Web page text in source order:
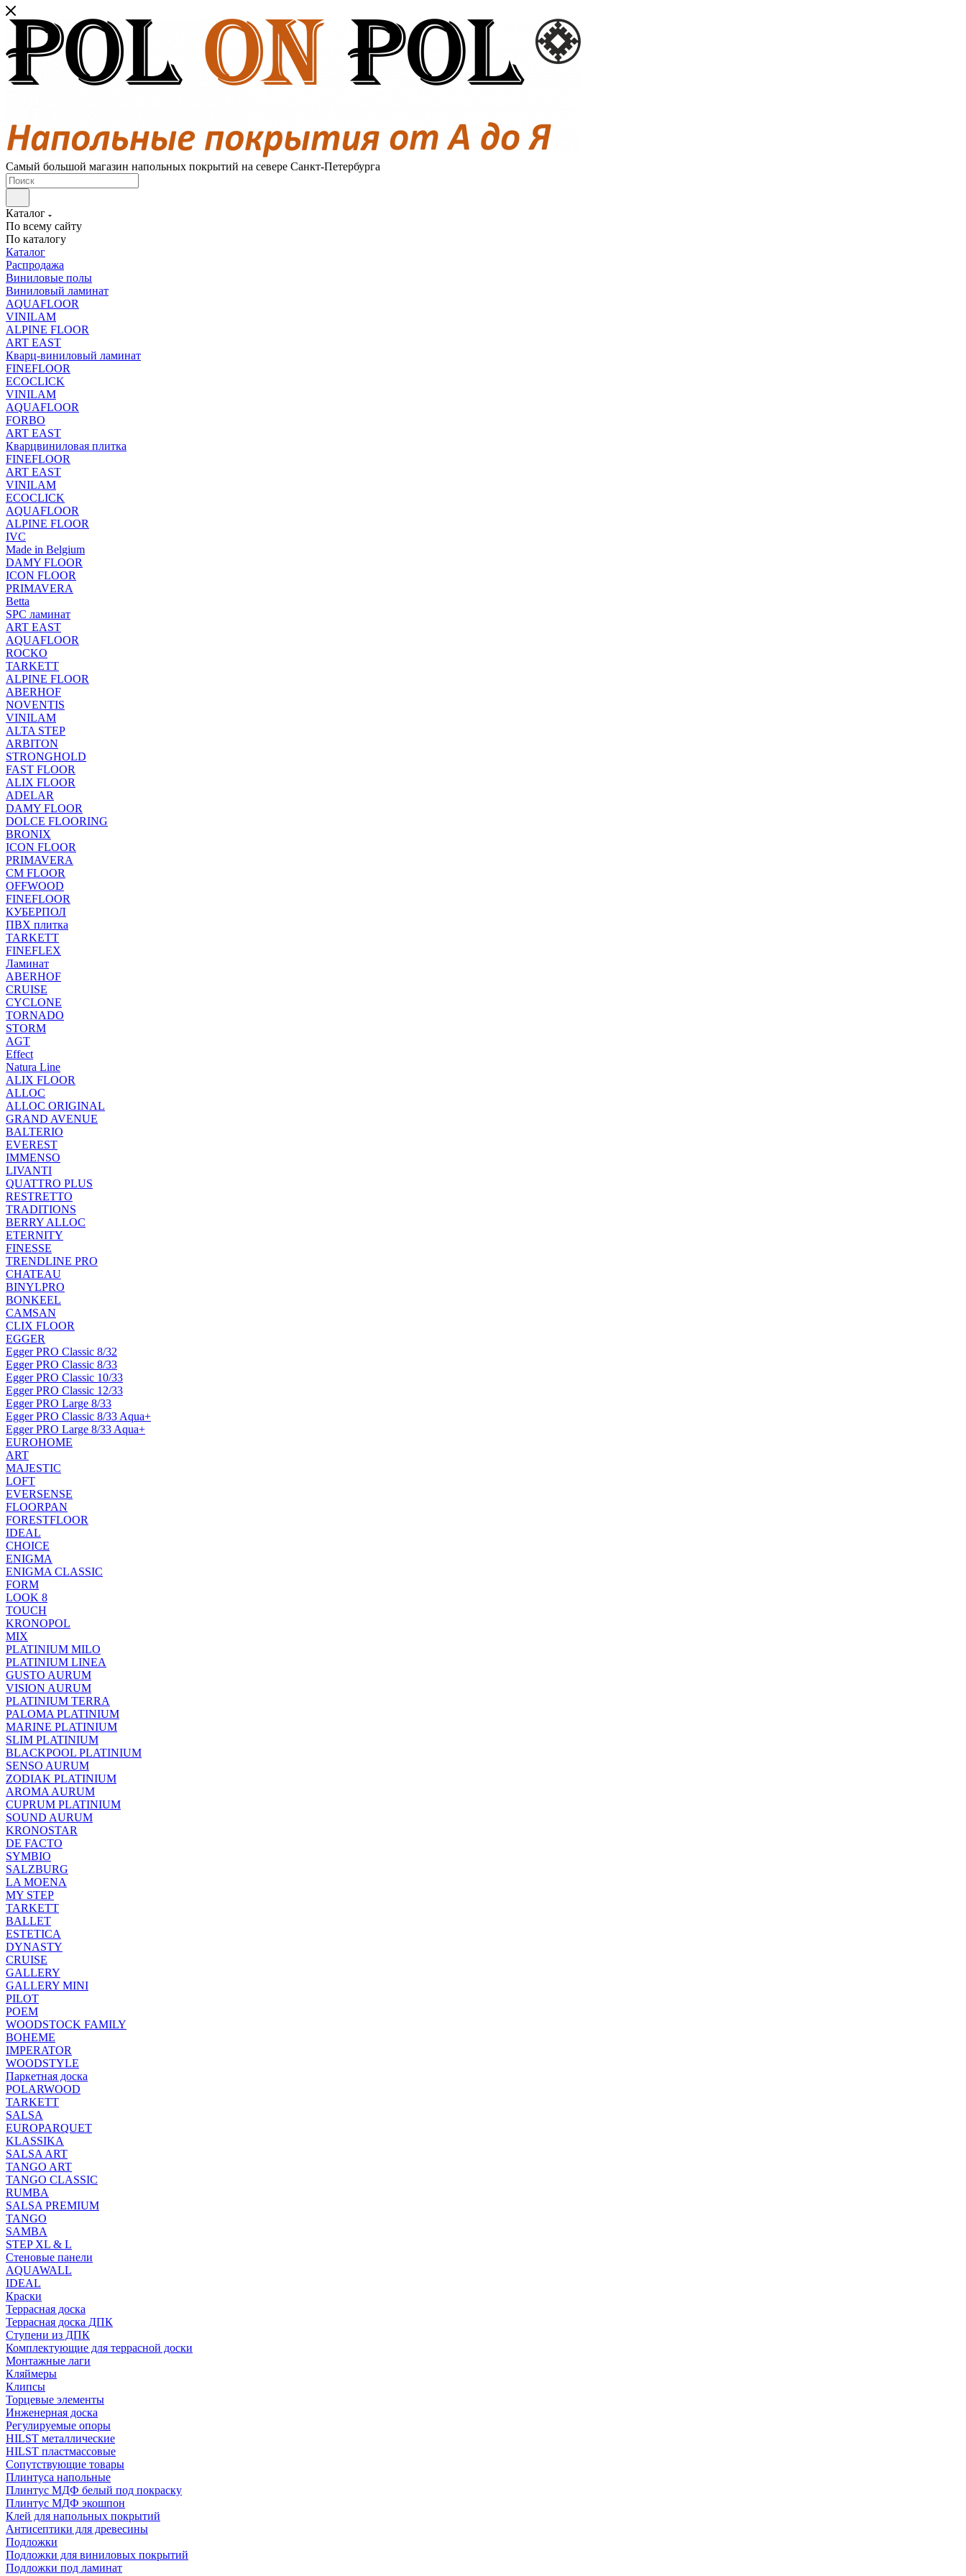
Самый большой магазин напольных покрытий на севере Санкт-Петербурга
Каталог
По всему сайту
По каталогу
Каталог
Распродажа
Виниловые полы
Виниловый ламинат
AQUAFLOOR
VINILAM
ALPINE FLOOR
ART EAST
Кварц-виниловый ламинат
FINEFLOOR
ECOCLICK
VINILAM
AQUAFLOOR
FORBO
ART EAST
Кварцвиниловая плитка
FINEFLOOR
ART EAST
VINILAM
ECOCLICK
AQUAFLOOR
ALPINE FLOOR
IVC
Made in Belgium
DAMY FLOOR
ICON FLOOR
PRIMAVERA
Betta
SPC ламинат
ART EAST
AQUAFLOOR
ROCKO
TARKETT
ALPINE FLOOR
ABERHOF
NOVENTIS
VINILAM
ALTA STEP
ARBITON
STRONGHOLD
FAST FLOOR
ALIX FLOOR
ADELAR
DAMY FLOOR
DOLCE FLOORING
BRONIX
ICON FLOOR
PRIMAVERA
CM FLOOR
OFFWOOD
FINEFLOOR
КУБЕРПОЛ
ПВХ плитка
TARKETT
FINEFLEX
Ламинат
ABERHOF
CRUISE
CYCLONE
TORNADO
STORM
AGT
Effect
Natura Line
ALIX FLOOR
ALLOC
ALLOC ORIGINAL
GRAND AVENUE
BALTERIO
EVEREST
IMMENSO
LIVANTI
QUATTRO PLUS
RESTRETTO
TRADITIONS
BERRY ALLOC
ETERNITY
FINESSE
TRENDLINE PRO
CHATEAU
BINYLPRO
BONKEEL
CAMSAN
CLIX FLOOR
EGGER
Egger PRO Classic 8/32
Egger PRO Classic 8/33
Egger PRO Classic 10/33
Egger PRO Classic 12/33
Egger PRO Large 8/33
Egger PRO Classic 8/33 Aqua+
Egger PRO Large 8/33 Aqua+
EUROHOME
ART
MAJESTIC
LOFT
EVERSENSE
FLOORPAN
FORESTFLOOR
IDEAL
CHOICE
ENIGMA
ENIGMA CLASSIC
FORM
LOOK 8
TOUCH
KRONOPOL
MIX
PLATINIUM MILO
PLATINIUM LINEA
GUSTO AURUM
VISION AURUM
PLATINIUM TERRA
PALOMA PLATINIUM
MARINE PLATINIUM
SLIM PLATINIUM
BLACKPOOL PLATINIUM
SENSO AURUM
ZODIAK PLATINIUM
AROMA AURUM
CUPRUM PLATINIUM
SOUND AURUM
KRONOSTAR
DE FACTO
SYMBIO
SALZBURG
LA MOENA
MY STEP
TARKETT
BALLET
ESTETICA
DYNASTY
CRUISE
GALLERY
GALLERY MINI
PILOT
POEM
WOODSTOCK FAMILY
BOHEME
IMPERATOR
WOODSTYLE
Паркетная доска
POLARWOOD
TARKETT
SALSA
EUROPARQUET
KLASSIKA
SALSA ART
TANGO ART
TANGO CLASSIC
RUMBA
SALSA PREMIUM
TANGO
SAMBA
STEP XL & L
Стеновые панели
AQUAWALL
IDEAL
Краски
Террасная доска
Террасная доска ДПК
Ступени из ДПК
Комплектующие для террасной доски
Монтажные лаги
Кляймеры
Клипсы
Торцевые элементы
Инженерная доска
Регулируемые опоры
HILST металлические
HILST пластмассовые
Сопутствующие товары
Плинтуса напольные
Плинтус МДФ белый под покраску
Плинтус МДФ экошпон
Клей для напольных покрытий
Антисептики для древесины
Подложки
Подложки для виниловых покрытий
Подложки под ламинат